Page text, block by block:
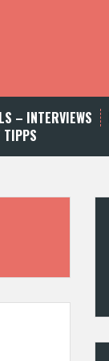
– INTERVIEWS
TIPPS